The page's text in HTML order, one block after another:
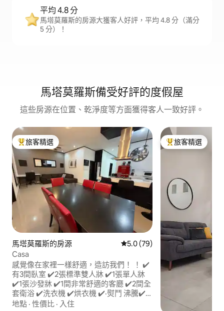
平均 4.8 分
馬塔莫羅斯的房源大獲客人好評，平均 4.8 分（滿分
5 分）！
馬塔莫羅斯備受好評的度假屋
這些房源在位置、乾淨度等方面獲得客人一致好評。
旅客精選榜首
旅客精選
馬塔莫羅斯的房源 從 79 則評價中獲得 5.0 的平均
5.0 (79)
Casa
感覺像在家裡一樣舒適，造訪我們！ ！ ✔️
有3間臥室 ✔️2張標準雙人牀 ✔️1張單人牀
✔️1張沙發牀 ✔️1間非常舒適的客廳 ✔️2間全
套衛浴 ✔️洗衣機 ✔️烘衣機 ✔️·熨鬥 沸騰✔️
器（熱水） ✔️4個迷你拆分 配備餐具的✔️
地點 · 性價比 · 入住
旅客精選榜首
旅客精選